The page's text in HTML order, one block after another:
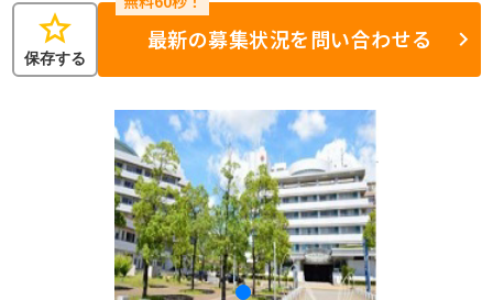
star
保存する
最新の募集状況を問い合わせる